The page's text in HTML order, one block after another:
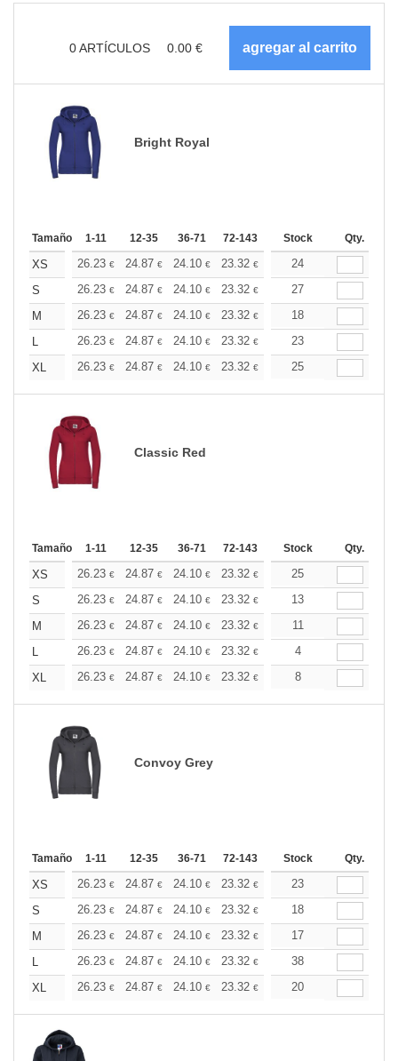
0ARTÍCULOS 0.00 €
Bright Royal
Tamaño 1-11 12-35 36-71 72-143 144-287 288 +
Stock Qty.
XS 26.23 € 24.87 € 24.10 € 23.32 € 22.15€
24
S
26.23 € 24.87 € 24.10 € 23.32 € 22.15€
27
M
26.23 € 24.87 € 24.10 € 23.32 € 22.15€
18
L
26.23 € 24.87 € 24.10 € 23.32 € 22.15€
23
XL
26.23 € 24.87 € 24.10 € 23.32 € 22.15€
25
Classic Red
Tamaño 1-11 12-35 36-71 72-143 144-287 288 +
Stock Qty.
XS 26.23 € 24.87 € 24.10 € 23.32 € 22.15€
25
S
26.23 € 24.87 € 24.10 € 23.32 € 22.15€
13
M
26.23 € 24.87 € 24.10 € 23.32 € 22.15€
11
L
26.23 € 24.87 € 24.10 € 23.32 € 22.15
4
XL
26.23 € 24.87 € 24.10 € 23.32 € 22.15
8
Convoy Grey
Tamaño 1-11 12-35 36-71 72-143 144-287 288 +
Stock Qty.
XS 26.23 € 24.87 € 24.10 € 23.32 € 22.15€
23
S
26.23 € 24.87 € 24.10 € 23.32 € 22.15€
18
M
26.23 € 24.87 € 24.10 € 23.32 € 22.15€
17
L
26.23 € 24.87 € 24.10 € 23.32 € 22.15€
38
XL
26.23 € 24.87 € 24.10 € 23.32 € 22.15€
20